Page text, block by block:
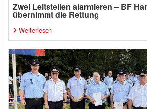
Zwei Leitstellen alarmieren – BF
übernimmt die Rettung
Weiterlesen